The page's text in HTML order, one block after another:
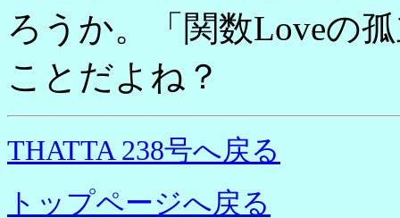
ろうか。「関数Loveの
ことだよね？
THATTA 238号へ戻る
トップページへ戻る